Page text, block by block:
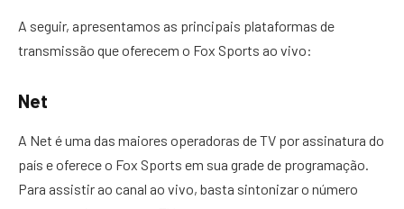
A seguir, apresentamos as principais plataformas de
transmissão que oferecem o Fox Sports ao vivo:
Net
A Net é uma das maiores operadoras de TV por assinatura do
país e oferece o Fox Sports em sua grade de programação.
Para assistir ao canal ao vivo, basta sintonizar o número